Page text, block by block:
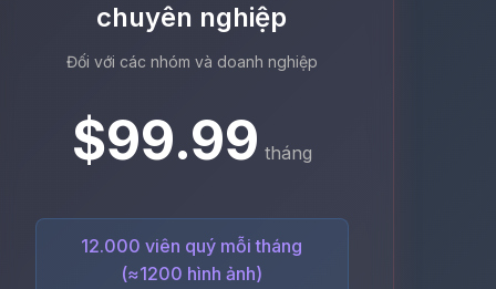
chuyên nghiệp
Đối với các nhóm và doanh nghiệp
$99.99 tháng
12.000 viên quý mỗi tháng
(≈1200 hình ảnh)